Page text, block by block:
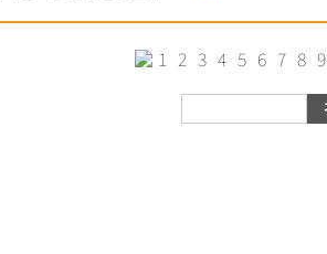
1 2 3 4 5 6 7 8 9